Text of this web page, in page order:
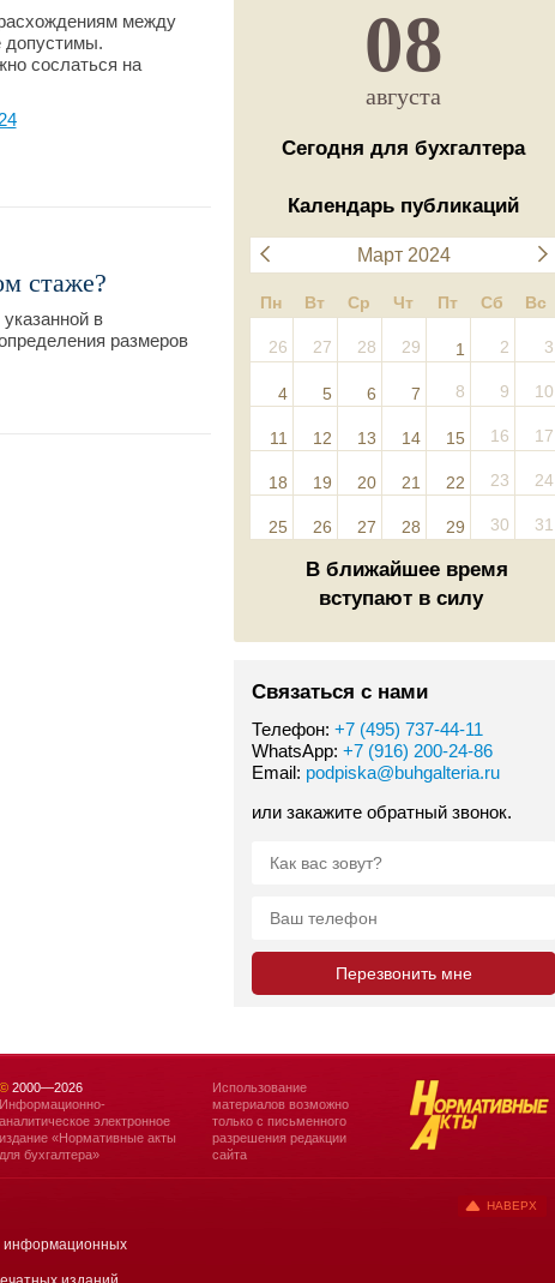
между
допустимы.
сослаться на
стаже?
в
размеров
08
августа
Сегодня для бухгалтера
Календарь публикаций
Март 2024
Пн Вт Ср Чт Пт Сб Вс
26 27 28 29 1 2 3
4 5 6 7 8 9 10
11 12 13 14 15 16 17
18 19 20 21 22 23 24
25 26 27 28 29 30 31
В ближайшее время
вступают в силу
Связаться с нами
Телефон: +7 (495) 737-44-11
WhatsApp: +7 (916) 200-24-86
Email: podpiska@buhgalteria.ru
или закажите обратный звонок.
информационных
©2000—2026
Информационно-
аналитическое электронное
издание «Нормативные акты
для бухгалтера»
Использование
материалов возможно
только с письменного
разрешения редакции
сайта
НАВЕРХ